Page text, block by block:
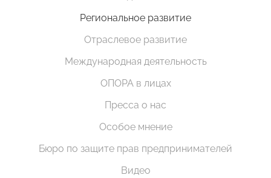
Региональное развитие
Отраслевое развитие
Международная деятельность
ОПОРА в лицах
Пресса о нас
Особое мнение
Бюро по защите прав предпринимателей
Видео